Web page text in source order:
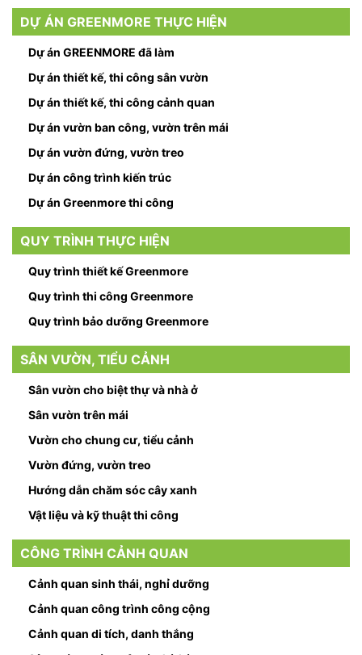
DỰ ÁN GREENMORE THỰC HIỆN
Dự án GREENMORE đã làm
Dự án thiết kế, thi công sân vườn
Dự án thiết kế, thi công cảnh quan
Dự án vườn ban công, vườn trên mái
Dự án vườn đứng, vườn treo
Dự án công trình kiến trúc
Dự án Greenmore thi công
QUY TRÌNH THỰC HIỆN
Quy trình thiết kế Greenmore
Quy trình thi công Greenmore
Quy trình bảo dưỡng Greenmore
SÂN VƯỜN, TIỂU CẢNH
Sân vườn cho biệt thự và nhà ở
Sân vườn trên mái
Vườn cho chung cư, tiểu cảnh
Vườn đứng, vườn treo
Hướng dẫn chăm sóc cây xanh
Vật liệu và kỹ thuật thi công
CÔNG TRÌNH CẢNH QUAN
Cảnh quan sinh thái, nghỉ dưỡng
Cảnh quan công trình công cộng
Cảnh quan di tích, danh thắng